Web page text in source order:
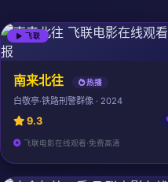
飞联
南来北往 热播
白敬亭·铁路刑警群像 · 2024
9.3
飞联电影在线观看·免费高清